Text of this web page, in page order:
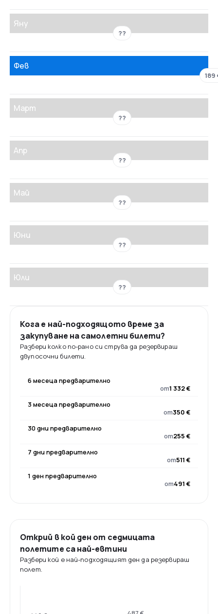
Яну
??
Фев
189
Март
??
Апр
??
Май
??
Юни
??
Юли
??
Кога е най-подходящото време за
закупуване на самолетни билети?
Разбери колко по-рано си струва да резервираш
двупосочни билети.
6 месеца предварително
от1 332 €
3 месеца предварително
от350 €
30 дни предварително
от255 €
7 дни предварително
от511 €
1 ден предварително
от491 €
Открий в кой ден от седмицата
полетите са най-евтини
Разбери кой е най-подходящият ден да резервираш
полет.